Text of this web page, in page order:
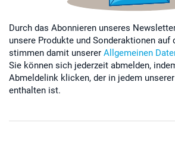
Durch das Abonnieren unseres
unsere Produkte und Sonderaktionen auf
stimmen damit unserer Allgemeinen
Sie können sich jederzeit abmelden,
Abmeldelink klicken, der in jedem
enthalten ist.